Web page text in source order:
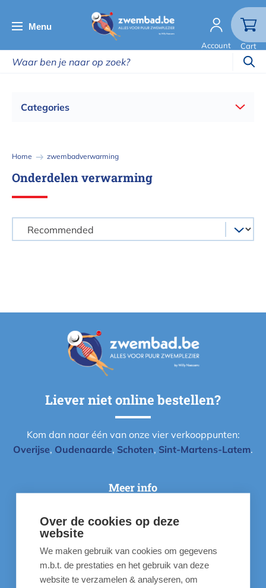
en
de
inhoud
Menu
Account Cart
Categories
Kruimelpad
Home zwembadverwarming
Onderdelen verwarming
Liever niet online bestellen?
Kom dan naar één van onze vier verkooppunten:
Overijse, Oudenaarde, Schoten, Sint-Martens-Latem.
Meer info
Instructievideo's
60 jaar ervaring
Over de cookies op deze
website
We maken gebruik van cookies om gegevens
m.b.t. de prestaties en het gebruik van deze
website te verzamelen & analyseren, om